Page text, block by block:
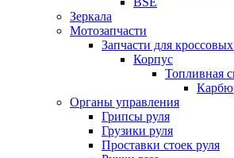
Зеркала
Мотозапчасти
Запчасти для
Корпус
Топливная
Органы управления
Грипсы руля
Грузики руля
Проставки стоек руля